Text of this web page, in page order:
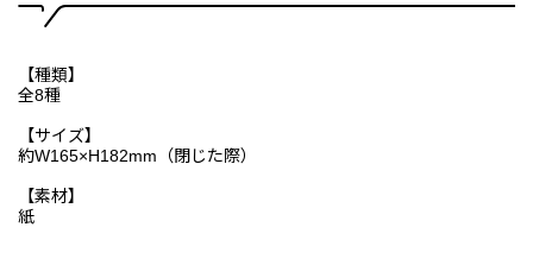
【種類】
全8種
【サイズ】
約W165×H182mm（閉じた際）
【素材】
紙